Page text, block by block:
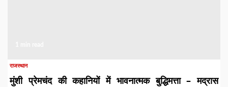
राजस्थान
मुंशी प्रेमचंद की कहानियों में भावनात्मक बुद्धिमत्ता – मद्रास